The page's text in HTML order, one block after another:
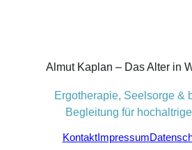
Almut Kaplan – Das Alter in
Ergotherapie, Seelsorge &
Begleitung für
KontaktImpressum